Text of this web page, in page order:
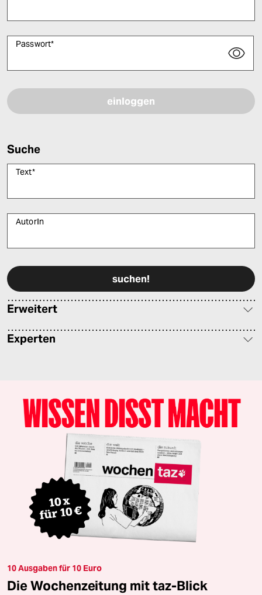
Passwort*
Suche
Text*
AutorIn
Erweitert
Experten
10 Ausgaben für 10 Euro
Die Wochenzeitung mit taz-Blick